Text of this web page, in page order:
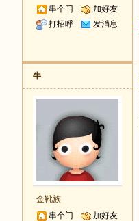
串个门
加好友
打招呼
发消息
牛
金靴族
串个门
加好友